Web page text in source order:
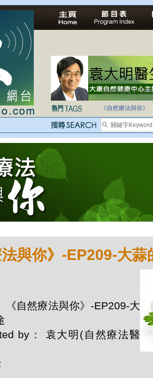
法治社會並不等同
自家教育合法化-
《自然療法與你》
法與你》-EP209-大
《自然療法與你》-EP209-大
by： 袁大明(自然療法醫